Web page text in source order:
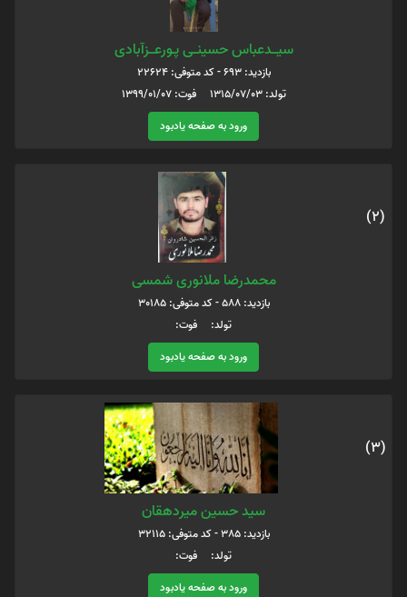
سیـــدعباس حسینــی پـورعـــزآبادی
بازدید: 693 - کد متوفی: 22624
تولد: 1315/07/03 فوت: 1399/01/07
ورود به صفحه یادبود
(2)
محمدرضا ملانوری شمسی
بازدید: 588 - کد متوفی: 30185
تولد: فوت:
ورود به صفحه یادبود
(3)
سید حسین میردهقان
بازدید: 385 - کد متوفی: 32115
تولد: فوت:
ورود به صفحه یادبود